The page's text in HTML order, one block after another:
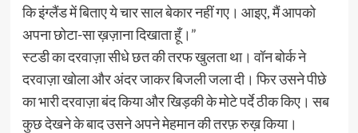
कि इंग्लैंड में बिताए ये चार साल बेकार नहीं गए। आइए, मैं आपको
अपना छोटा-सा ख़ज़ाना दिखाता हूँ।”
स्टडी का दरवाज़ा सीधे छत की तरफ खुलता था। वॉन बोर्क ने
दरवाज़ा खोला और अंदर जाकर बिजली जला दी। फिर उसने पीछे
का भारी दरवाज़ा बंद किया और खिड़की के मोटे पर्दे ठीक किए। सब
कुछ देखने के बाद उसने अपने मेहमान की तरफ़ रुख़ किया।